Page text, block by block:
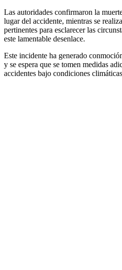
Las autoridades confirmaron la
lugar del accidente, mientras se
pertinentes para esclarecer las
este lamentable desenlace.
Este incidente ha generado
y se espera que se tomen medidas
accidentes bajo condiciones